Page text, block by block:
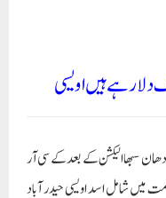
لوگوں کے گھروں اور دوکانوں
دینا۔ ایسا لگتا ہے جیسے ایم آئی
کرنے لگتے ہیں۔ ایک دوسرے
جائز بھی مانی جا سکتی ہے۔ جس